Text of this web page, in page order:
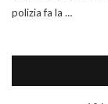
polizia fa la …